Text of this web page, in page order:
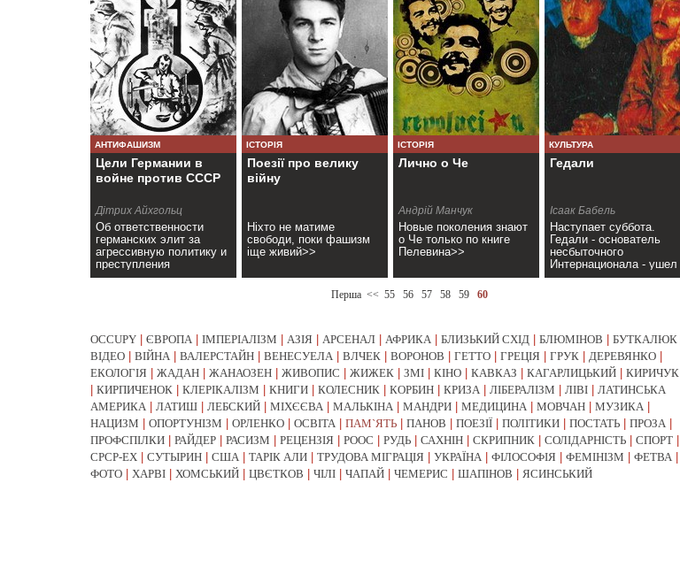
АНТИФАШИЗМ
Цели Германии в
войне против СССР
Дітрих Айхгольц
Об ответственности
германских элит за
агрессивную политику и
преступления
нацизма>>
ІСТОРІЯ
Поезії про велику
війну
Ніхто не матиме
свободи, поки фашизм
іще живий>>
ІСТОРІЯ
Лично о Че
Андрій Манчук
Новые поколения знают
о Че только по книге
Пелевина>>
КУЛЬТУРА
Гедали
Ісаак Бабель
Наступает суббота.
Гедали - основатель
несбыточного
Интернационала - ушел
в синагогу молиться.>>
Перша << 55 56 57 58 59 60
OCCUPY ЄВРОПА ІМПЕРІАЛІЗМ АЗІЯ АРСЕНАЛ АФРИКА БЛИЗЬКИЙ СХІД БЛЮМІНОВ БУТКАЛЮК
ВІДЕО
ВІЙНА ВАЛЕРСТАЙН ВЕНЕСУЕЛА ВЛЧЕК ВОРОНОВ ГЕТТО ГРЕЦІЯ ГРУК ДЕРЕВЯНКО
ЕКОЛОГІЯ
ЖАДАН ЖАНАОЗЕН ЖИВОПИС ЖИЖЕК ЗМІ КІНО КАВКАЗ КАГАРЛИЦЬКИЙ
КИРИЧУК
КИРПИЧЕНОК КЛЕРІКАЛІЗМ КНИГИ КОЛЕСНИК КОРБИН КРИЗА ЛІБЕРАЛІЗМ ЛІВІ
ЛАТИНСЬКА
АМЕРИКА
ЛАТИШ ЛЕБСКИЙ МІХЄЄВА МАЛЬКІНА МАНДРИ МЕДИЦИНА МОВЧАН МУЗИКА
НАЦИЗМ
ОПОРТУНІЗМ ОРЛЕНКО ОСВІТА ПАМ`ЯТЬ ПАНОВ ПОЕЗІЇ ПОЛІТИКИ ПОСТАТЬ ПРОЗА
ПРОФСПІЛКИ
РАЙДЕР РАСИЗМ РЕЦЕНЗІЯ РООС РУДЬ САХНІН СКРИПНИК СОЛІДАРНІСТЬ СПОРТ
СРСР-EX
СУТЫРИН США ТАРІК АЛИ ТРУДОВА МІГРАЦІЯ УКРАЇНА ФІЛОСОФІЯ ФЕМІНІЗМ ФЕТВА
ФОТО
ХАРВІ ХОМСЬКИЙ ЦВЄТКОВ ЧІЛІ ЧАПАЙ ЧЕМЕРИС ШАПІНОВ ЯСИНСЬКИЙ